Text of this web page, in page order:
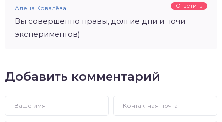
Алена Ковалёва Ответить
Вы совершенно правы, долгие дни и ночи
экспериментов)
Добавить комментарий